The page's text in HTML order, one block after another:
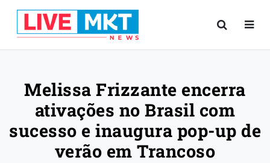
Melissa Frizzante encerra
ativações no Brasil com
sucesso e inaugura pop-up de
verão em Trancoso